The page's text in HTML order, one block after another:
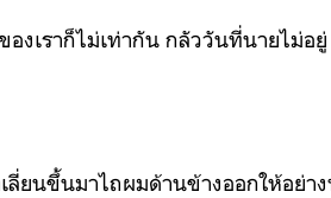
องเราก็ไม่เท่ากัน กลัววันที่นายไม่อ
ยนขึ้นมาไถผมด้านข้างออกให้อย่า